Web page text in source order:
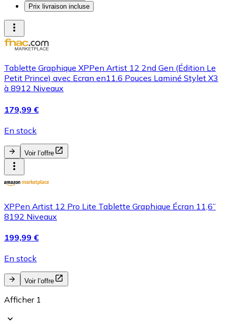
Prix livraison incluse
Tablette Graphique XPPen Artist 12 2nd Gen (Édition Le
Petit Prince) avec Ecran en11.6 Pouces Laminé Stylet X3
à 8912 Niveaux
179,99 €
En stock
Voir l’offre
XPPen Artist 12 Pro Lite Tablette Graphique Écran 11,6”
8192 Niveaux
199,99 €
En stock
Voir l’offre
Afficher 1